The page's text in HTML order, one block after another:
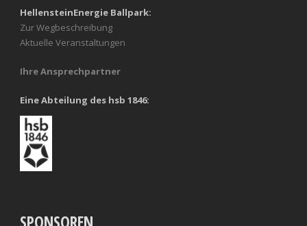
HellensteinEnergie Ballpark:
Zur Wegbeschreibung
Aktuelle Veranstaltungen
Ihre Ansprechpartner
Eine Abteilung des hsb 1846:
SPONSOREN